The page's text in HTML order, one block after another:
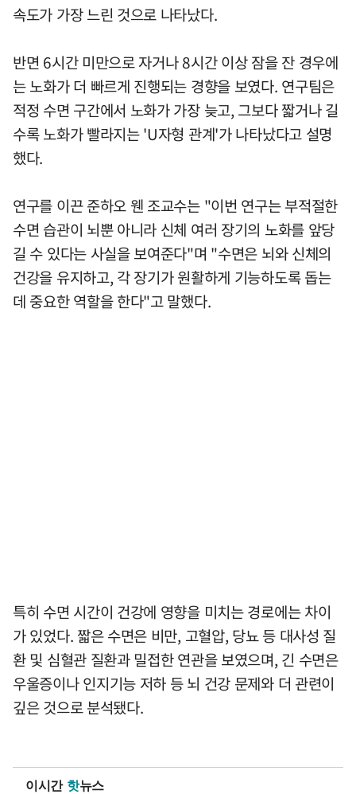
속도가 가장 느린 것으로 나타났다.
반면 6시간 미만으로 자거나 8시간 이상 잠을 잔 경우에
는 노화가 더 빠르게 진행되는 경향을 보였다. 연구팀은
적정 수면 구간에서 노화가 가장 늦고, 그보다 짧거나 길
수록 노화가 빨라지는 'U자형 관계'가 나타났다고 설명
했다.
연구를 이끈 준하오 웬 조교수는 "이번 연구는 부적절한
수면 습관이 뇌뿐 아니라 신체 여러 장기의 노화를 앞당
길 수 있다는 사실을 보여준다"며 "수면은 뇌와 신체의
건강을 유지하고, 각 장기가 원활하게 기능하도록 돕는
데 중요한 역할을 한다"고 말했다.
특히 수면 시간이 건강에 영향을 미치는 경로에는 차이
가 있었다. 짧은 수면은 비만, 고혈압, 당뇨 등 대사성 질
환 및 심혈관 질환과 밀접한 연관을 보였으며, 긴 수면은
우울증이나 인지기능 저하 등 뇌 건강 문제와 더 관련이
깊은 것으로 분석됐다.
이시간 핫뉴스